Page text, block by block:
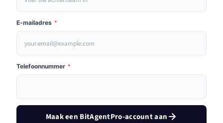
E-mailadres *
Telefoonnummer *
Maak een BitAgentPro-account aan